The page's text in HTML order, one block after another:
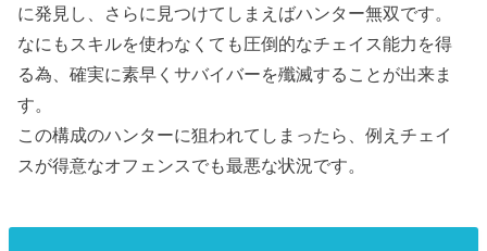
に発見し、さらに見つけてしまえばハンター無双です。
なにもスキルを使わなくても圧倒的なチェイス能力を得
る為、確実に素早くサバイバーを殲滅することが出来ま
す。
この構成のハンターに狙われてしまったら、例えチェイ
スが得意なオフェンスでも最悪な状況です。